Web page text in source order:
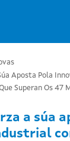
Aposta Pola
Superan Os 47
a súa